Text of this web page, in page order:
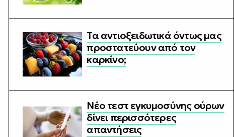
Τα αντιοξειδωτικά όντως μας
προστατεύουν από τον
καρκίνο;
Νέο τεστ εγκυμοσύνης ούρων
δίνει περισσότερες
απαντήσεις